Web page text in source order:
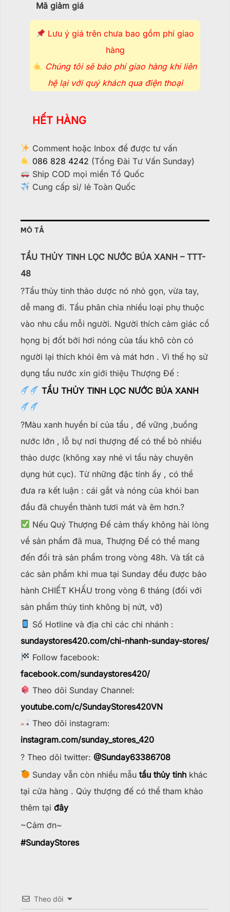
Mã giảm giá
Lưu ý giá trên chưa bao gồm phí giao
hàng
Chúng tôi sẽ báo phí giao hàng khi liên
hệ lại với quý khách qua điện thoại
HẾT HÀNG
Comment hoặc Inbox để được tư vấn
086 828 4242 (Tổng Đài Tư Vấn Sunday)
Ship COD mọi miền Tổ Quốc
Cung cấp sỉ/ lẻ Toàn Quốc
MÔ TẢ
TẨU THỦY TINH LỌC NƯỚC BÚA XANH – TTT-
48
?Tẩu thủy tinh thảo dược nó nhỏ gọn, vừa tay,
dễ mang đi. Tẩu phân chia nhiều loại phụ thuộc
vào nhu cầu mỗi người. Người thích cảm giác cổ
họng bị đốt bởi hơi nóng của tẩu khô còn có
người lại thích khói êm và mát hơn . Vì thế họ sử
dụng tẩu nước xin giới thiệu Thượng Đế :
TẨU THỦY TINH LỌC NƯỚC BÚA XANH
?Màu xanh huyền bí của tẩu , đế vững ,buồng
nước lớn , lỗ bự nơi thượng đế có thể bỏ nhiều
thảo dược (không xay nhé vì tẩu này chuyên
dụng hút cục). Từ những đặc tính ấy , có thể
đưa ra kết luận : cái gắt và nóng của khói ban
đầu đã chuyển thành tươi mát và êm hơn.?
Nếu Quý Thượng Đế cảm thấy không hài lòng
về sản phẩm đã mua, Thượng Đế có thể mang
đến đổi trả sản phẩm trong vòng 48h. Và tất cả
các sản phẩm khi mua tại Sunday đều được bảo
hành CHIẾT KHẤU trong vòng 6 tháng (đối với
sản phẩm thủy tinh không bị nứt, vỡ)
Số Hotline và địa chỉ các chi nhánh :
sundaystores420.com/chi-nhanh-sunday-stores/
Follow facebook:
facebook.com/sundaystores420/
Theo dõi Sunday Channel:
youtube.com/c/SundayStores420VN
Theo dõi instagram:
instagram.com/sunday_stores_420
? Theo dõi twitter: @Sunday63386708
Sunday vẫn còn nhiều mẫutẩu thủy tinh khác
tại cửa hàng . Qúy thượng đế có thể tham khảo
thêm tại đây
~Cảm ơn~
#SundayStores
Theo dõi